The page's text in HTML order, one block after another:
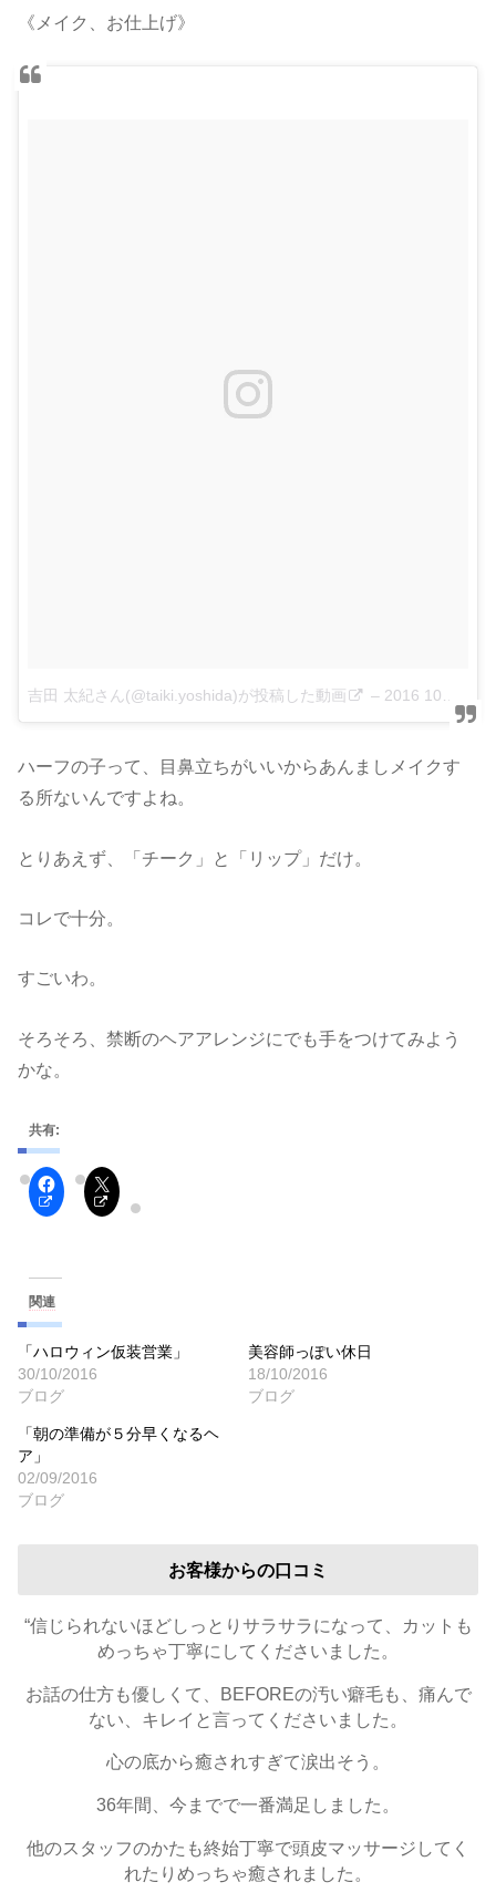
《メイク、お仕上げ》
吉田 太紀さん(@taiki.yoshida)が投稿した動画 – 2016 10月 18 8:46午後 PDT
ハーフの子って、目鼻立ちがいいからあんましメイクす
る所ないんですよね。
とりあえず、「チーク」と「リップ」だけ。
コレで十分。
すごいわ。
そろそろ、禁断のヘアアレンジにでも手をつけてみよう
かな。
共有:
関連
「ハロウィン仮装営業」
30/10/2016
ブログ
美容師っぽい休日
18/10/2016
ブログ
「朝の準備が５分早くなるヘ
ア」
02/09/2016
ブログ
お客様からの口コミ
“信じられないほどしっとりサラサラになって、カットも
めっちゃ丁寧にしてくださいました。
お話の仕方も優しくて、BEFOREの汚い癖毛も、痛んで
ない、キレイと言ってくださいました。
心の底から癒されすぎて涙出そう。
36年間、今までで一番満足しました。
他のスタッフのかたも終始丁寧で頭皮マッサージしてく
れたりめっちゃ癒されました。